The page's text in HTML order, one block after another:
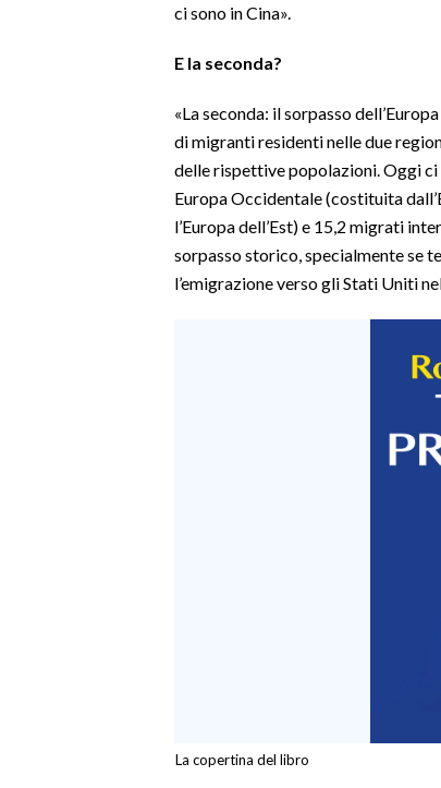
ci sono in Cina».
E la seconda?
«La seconda: il sorpasso
di migranti residenti nelle due
delle rispettive popolazioni. Oggi
Europa Occidentale (costituita
l’Europa dell’Est) e 15,2 migrati
sorpasso storico, specialmente se
l’emigrazione verso gli Stati Uniti
La copertina del libro